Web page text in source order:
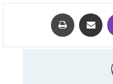
ڤايبر مشاركة عبر البريد